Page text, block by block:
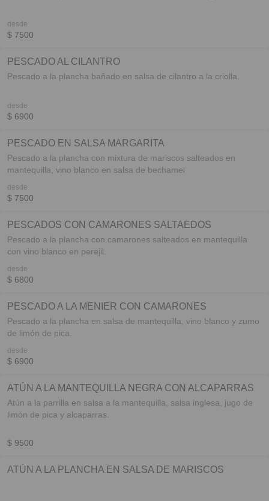
desde
$ 7500
PESCADO AL CILANTRO
Pescado a la plancha bañado en salsa de cilantro a la criolla.
desde
$ 6900
PESCADO EN SALSA MARGARITA
Pescado a la plancha con mixtura de mariscos salteados en
mantequilla, vino blanco en salsa de bechamel
desde
$ 7500
PESCADOS CON CAMARONES SALTAEDOS
Pescado a la plancha con camarones salteados en mantequilla
con vino blanco en perejil.
desde
$ 6800
PESCADO A LA MENIER CON CAMARONES
Pescado a la plancha en salsa de mantequilla, vino blanco y zumo
de limón de pica.
desde
$ 6900
ATÚN A LA MANTEQUILLA NEGRA CON ALCAPARRAS
Atún a la parrilla en salsa a la mantequilla, salsa inglesa, jugo de
limón de pica y alcaparras.
$ 9500
ATÚN A LA PLANCHA EN SALSA DE MARISCOS